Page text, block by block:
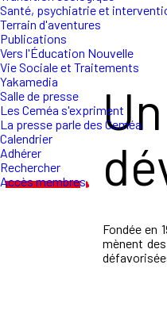
Santé, psychiatrie et
Terrain d'aventures
Publications
Vers l'Éducation Nouvelle
Vie Sociale et Traitements
Yakamedia
Salle de presse
Les Ceméa s'expriment
La presse parle des Ceméa
Calendrier
Adhérer
Rechercher
Accès membres
Fondée en
mènent